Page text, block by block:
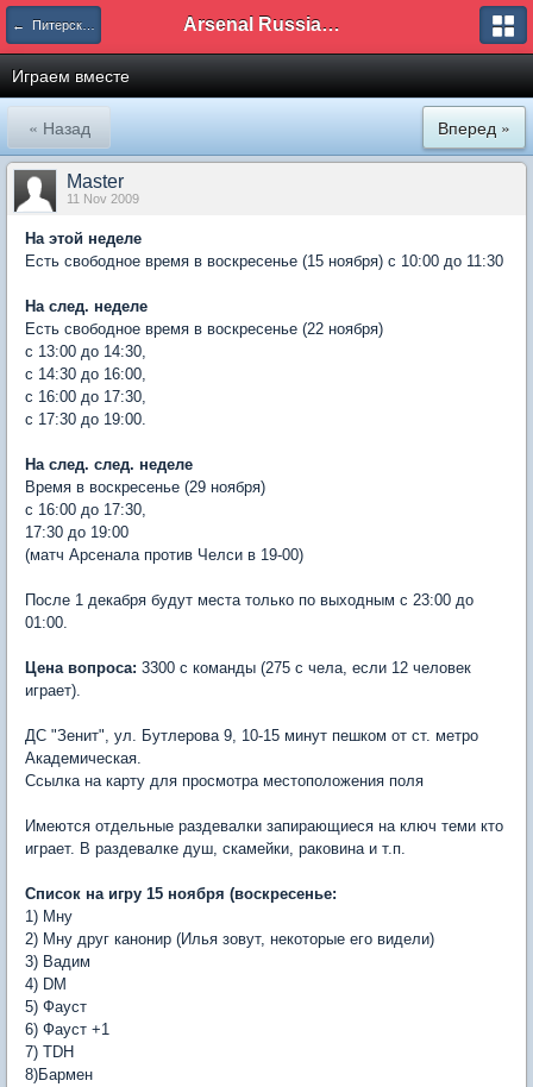
← Питерское отделение Arsenal Russian Speaking Supporters Club
Играем вместе
« Назад Вперед »
Master
11 Nov 2009
На этой неделе
Есть свободное время в воскресенье (15 ноября) с 10:00 до 11:30
На след. неделе
Есть свободное время в воскресенье (22 ноября)
с 13:00 до 14:30,
с 14:30 до 16:00,
с 16:00 до 17:30,
с 17:30 до 19:00.
На след. след. неделе
Время в воскресенье (29 ноября)
с 16:00 до 17:30,
17:30 до 19:00
(матч Арсенала против Челси в 19-00)
После 1 декабря будут места только по выходным с 23:00 до
01:00.
Цена вопроса: 3300 с команды (275 с чела, если 12 человек
играет).
ДС "Зенит", ул. Бутлерова 9, 10-15 минут пешком от ст. метро
Академическая.
Ссылка на карту для просмотра местоположения поля
Имеются отдельные раздевалки запирающиеся на ключ теми кто
играет. В раздевалке душ, скамейки, раковина и т.п.
Список на игру 15 ноября (воскресенье:
1) Мну
2) Мну друг канонир (Илья зовут, некоторые его видели)
3) Вадим
4) DM
5) Фауст
6) Фауст +1
7) TDH
8)Бармен